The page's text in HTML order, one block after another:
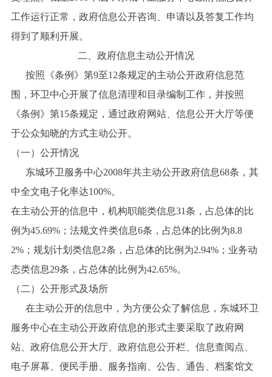
工作运行正常，政府信息公开咨询、申请以及答复工作均
得到了顺利开展。
二、政府信息主动公开情况
按照《条例》第9至12条规定的主动公开政府信息范
围，环卫中心开展了信息清理和目录编制工作，并按照
《条例》第15条规定，通过政府网站、信息公开大厅等便
于公众知晓的方式主动公开。
（一）公开情况
东城环卫服务中心2008年共主动公开政府信息68条，其
中全文电子化率达100%。
在主动公开的信息中，机构职能类信息31条，占总体的比
例为45.69%；法规文件类信息6条，占总体的比例为8.8
2%；规划计划类信息2条，占总体的比例为2.94%；业务动
态类信息29条，占总体的比例为42.65%。
（二）公开形式及场所
在主动公开的信息中，为方便公众了解信息，东城环卫
服务中心在主动公开政府信息的形式主要采取了政府网
站、政府信息公开大厅、政府信息公开栏、信息查阅点、
电子屏幕、便民手册、服务指南、公告、通告、档案馆文